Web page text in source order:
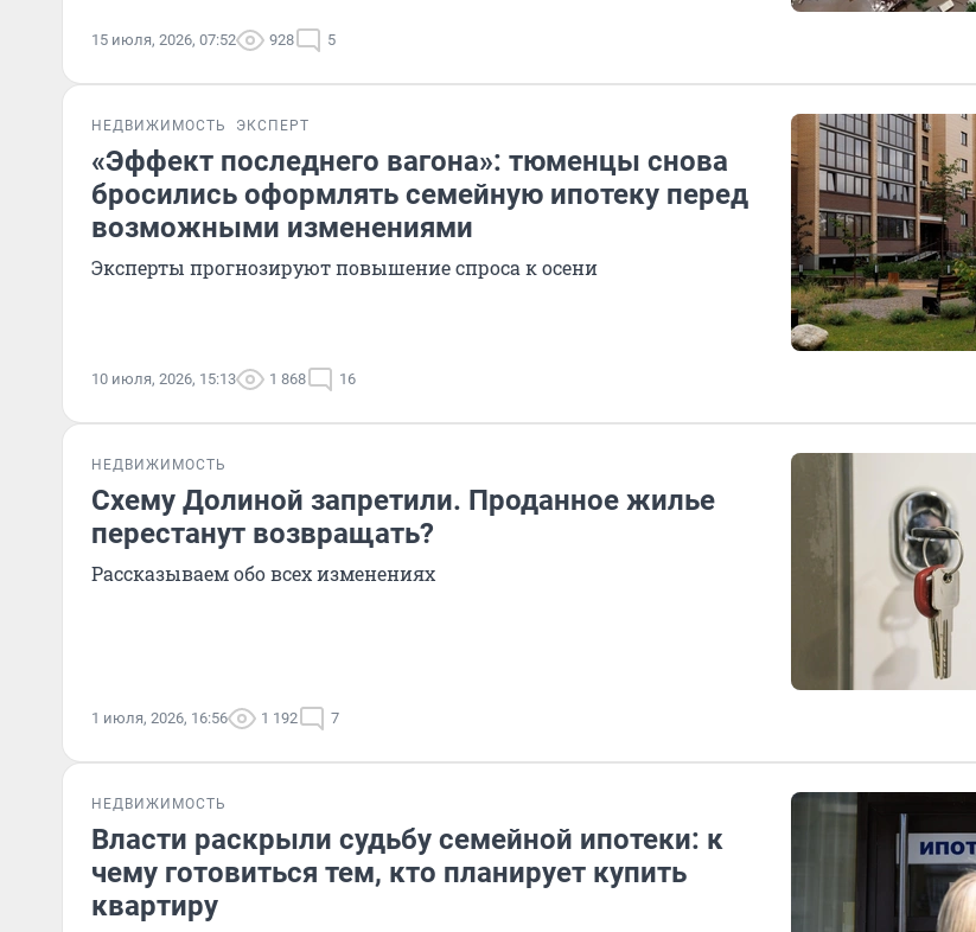
15 июля, 2026, 07:52 928 5
НЕДВИЖИМОСТЬ ЭКСПЕРТ
«Эффект последнего вагона»: тюменцы снова
бросились оформлять семейную ипотеку перед
возможными изменениями
Эксперты прогнозируют повышение спроса к осени
10 июля, 2026, 15:13 1 868 16
НЕДВИЖИМОСТЬ
Схему Долиной запретили. Проданное жилье
перестанут возвращать?
Рассказываем обо всех изменениях
1 июля, 2026, 16:56 1 192 7
НЕДВИЖИМОСТЬ
Власти раскрыли судьбу семейной ипотеки: к
чему готовиться тем, кто планирует купить
квартиру